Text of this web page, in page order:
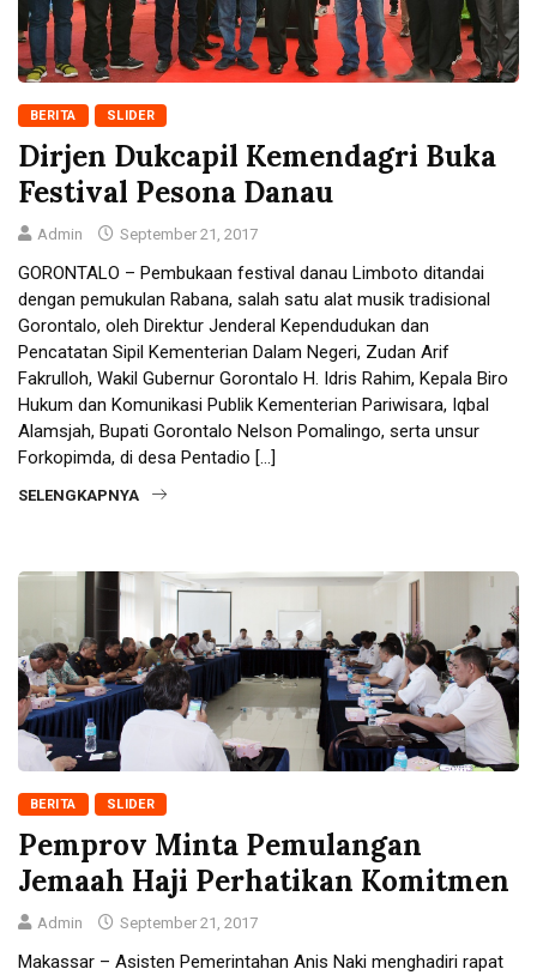
BERITA SLIDER
Dirjen Dukcapil Kemendagri Buka
Festival Pesona Danau
Admin September 21, 2017
GORONTALO – Pembukaan festival danau Limboto ditandai
dengan pemukulan Rabana, salah satu alat musik tradisional
Gorontalo, oleh Direktur Jenderal Kependudukan dan
Pencatatan Sipil Kementerian Dalam Negeri, Zudan Arif
Fakrulloh, Wakil Gubernur Gorontalo H. Idris Rahim, Kepala Biro
Hukum dan Komunikasi Publik Kementerian Pariwisara, Iqbal
Alamsjah, Bupati Gorontalo Nelson Pomalingo, serta unsur
Forkopimda, di desa Pentadio […]
SELENGKAPNYA
BERITA SLIDER
Pemprov Minta Pemulangan
Jemaah Haji Perhatikan Komitmen
Admin September 21, 2017
Makassar – Asisten Pemerintahan Anis Naki menghadiri rapat